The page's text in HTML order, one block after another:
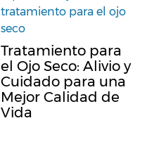
Tratamiento para
el Ojo Seco: Alivio y
Cuidado para una
Mejor Calidad de
Vida